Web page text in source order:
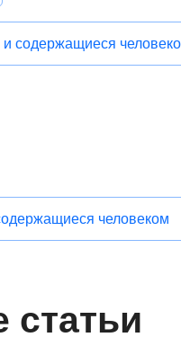
содержащиеся
человеком